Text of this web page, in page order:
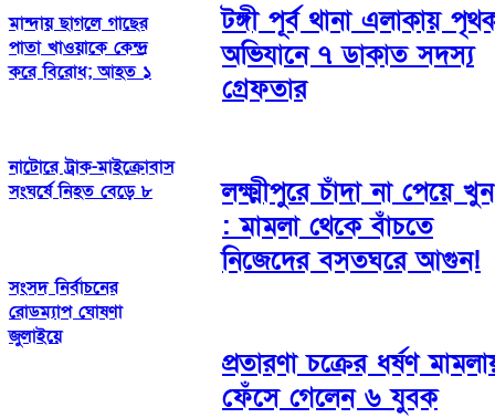
মান্দায় ছাগলে গাছের
পাতা খাওয়াকে কেন্দ্র
করে বিরোধ; আহত ১
নাটোরে ট্রাক-মাইক্রোবাস
সংঘর্ষে নিহত বেড়ে ৮
সংসদ নির্বাচনের
রোডম্যাপ ঘোষণা
জুলাইয়ে
টঙ্গী পূর্ব থানা এলাকায়
অভিযানে ৭ ডাকাত সদস্য
গ্রেফতার
লক্ষ্মীপুরে চাঁদা না পেয়ে খুন
: মামলা থেকে বাঁচতে
নিজেদের বসতঘরে আগুন!
প্রতারণা চক্রের ধর্ষণ
ফেঁসে গেলেন ৬ যুবক